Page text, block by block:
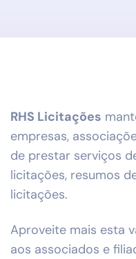
RHS Licitações
empresas,
de prestar serviços
licitações, resumos
licitações.
Aproveite mais esta
aos associados e